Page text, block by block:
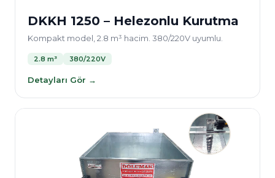
DKKH 1250 – Helezonlu Kurutma
Kompakt model, 2.8 m³ hacim. 380/220V uyumlu.
2.8 m³ 380/220V
Detayları Gör →